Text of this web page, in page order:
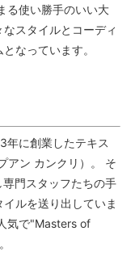
る使い勝手のいい大
スタイルとコーディ
なっています。
年に創業したテキス
アン カンクリ）。 そ
門スタッフたちの手
ルを送り出していま
気で"Masters of